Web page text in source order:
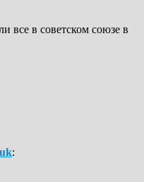
все в советском союзе в
: